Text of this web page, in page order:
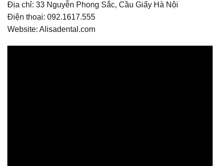
Địa chỉ: 33 Nguyễn Phong Sắc, Cầu Giấy Hà Nội
Điện thoại: 092.1617.555
Website: Alisadental.com